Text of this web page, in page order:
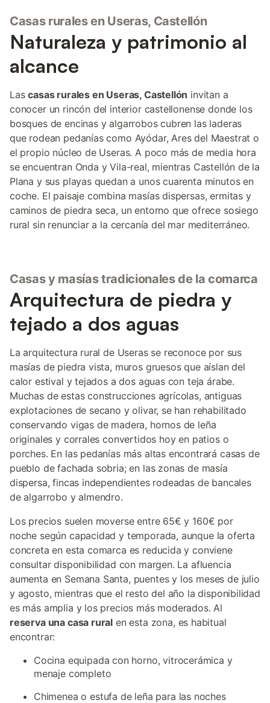
características de ahorro de luz y agua.
La electricidad de esta propiedad se
genera en parte mediante paneles
fotovoltaicos.
Casas rurales en Useras, Castellón
Naturaleza y patrimonio al
alcance
Lascasas rurales en Useras, Castellón invitan a
conocer un rincón del interior castellonense donde los
bosques de encinas y algarrobos cubren las laderas
que rodean pedanías como Ayódar, Ares del Maestrat o
el propio núcleo de Useras. A poco más de media hora
se encuentran Onda y Vila-real, mientras Castellón de la
Plana y sus playas quedan a unos cuarenta minutos en
coche. El paisaje combina masías dispersas, ermitas y
caminos de piedra seca, un entorno que ofrece sosiego
rural sin renunciar a la cercanía del mar mediterráneo.
Casas y masías tradicionales de la comarca
Arquitectura de piedra y
tejado a dos aguas
La arquitectura rural de Useras se reconoce por sus
masías de piedra vista, muros gruesos que aíslan del
calor estival y tejados a dos aguas con teja árabe.
Muchas de estas construcciones agrícolas, antiguas
explotaciones de secano y olivar, se han rehabilitado
conservando vigas de madera, hornos de leña
originales y corrales convertidos hoy en patios o
porches. En las pedanías más altas encontrará casas de
pueblo de fachada sobria; en las zonas de masía
dispersa, fincas independientes rodeadas de bancales
de algarrobo y almendro.
Los precios suelen moverse entre 65€ y 160€ por
noche según capacidad y temporada, aunque la oferta
concreta en esta comarca es reducida y conviene
consultar disponibilidad con margen. La afluencia
aumenta en Semana Santa, puentes y los meses de julio
y agosto, mientras que el resto del año la disponibilidad
es más amplia y los precios más moderados. Al
reserva una casa rural en esta zona, es habitual
encontrar:
Cocina equipada con horno, vitrocerámica y
menaje completo
Chimenea o estufa de leña para las noches